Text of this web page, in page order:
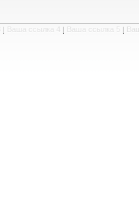
| Ваша ссылка 4 | Ваша ссылка 5 |